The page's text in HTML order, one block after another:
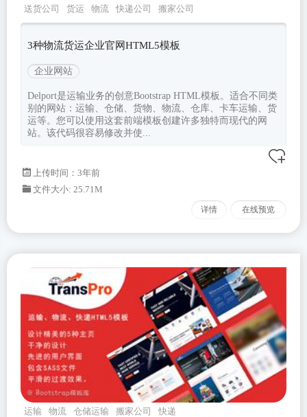
送货公司 货运 物流 快递公司 搬家公司
3种物流货运企业官网HTML5模板
企业网站
Delport是运输业务的创意Bootstrap HTML模板。适合不同类
别的网站：运输、仓储、货物、物流、仓库、卡车运输、货
运等。您可以使用这套前端模板创建许多独特而现代的网
站。该代码很容易修改并使...
上传时间：3年前
文件大小: 25.71M
详情 在线预览
运输 物流 仓储运输 搬家公司 快递